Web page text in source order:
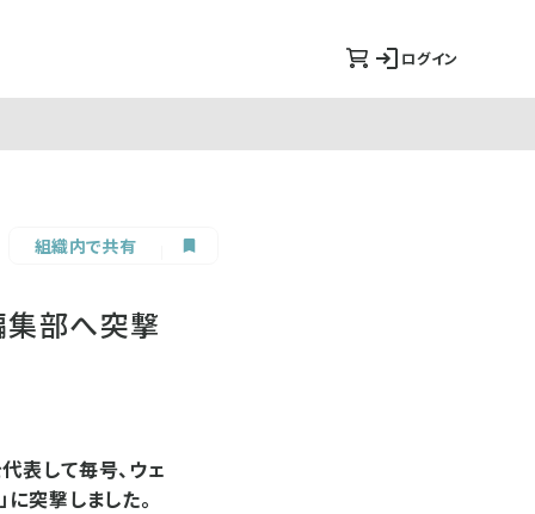
ログイン
組織内で共有
集部へ突撃
表して毎号、ウェ
突撃しました。